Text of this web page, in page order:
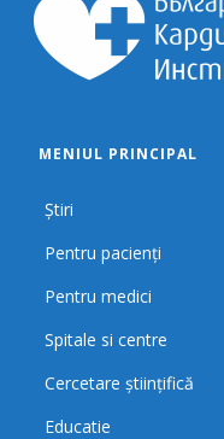
MENIUL PRINCIPAL
Știri
Pentru pacienți
Pentru medici
Spitale si centre
Cercetare științifică
Educatie